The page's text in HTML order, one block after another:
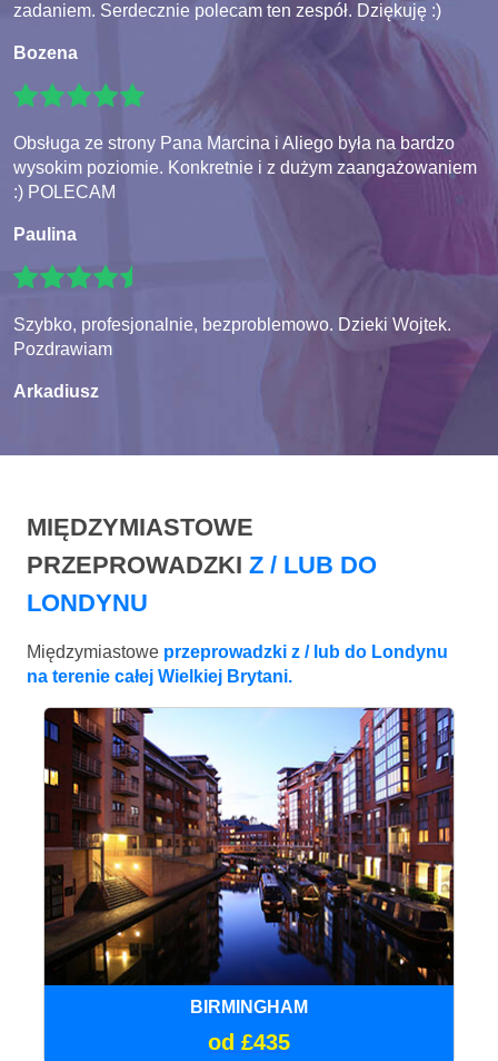
zadaniem. Serdecznie polecam ten zespół. Dziękuję :)
Bozena
Obsługa ze strony Pana Marcina i Aliego była na bardzo
wysokim poziomie. Konkretnie i z dużym zaangażowaniem
:) POLECAM
Paulina
Szybko, profesjonalnie, bezproblemowo. Dzieki Wojtek.
Pozdrawiam
Arkadiusz
MIĘDZYMIASTOWE
PRZEPROWADZKI Z / LUB DO
LONDYNU
Międzymiastowe przeprowadzki z / lub do Londynu
na terenie całej Wielkiej Brytani.
BIRMINGHAM
od £435